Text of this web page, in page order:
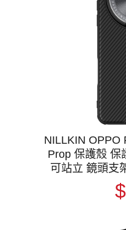
NILLKIN OPPO
Prop 保護殼 保
可站立 鏡頭支